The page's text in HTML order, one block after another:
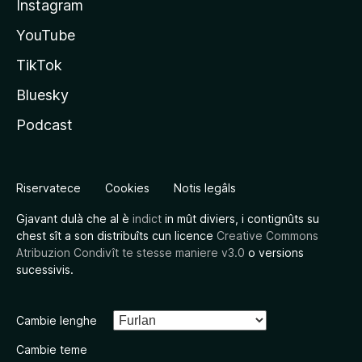
Instagram
YouTube
TikTok
Bluesky
Podcast
Riservatece Cookies Notis legâls
Gjavant dulà che al è indict in mût diviers, i contignûts su
chest sît a son distribuîts cun licence Creative Commons
Atribuzion Condivît te stesse maniere v3.0 o versions
sucessivis.
Cambie lenghe
Cambie teme